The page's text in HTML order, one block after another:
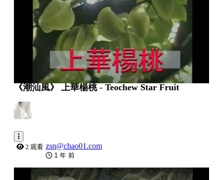
《潮汕風》 上華楊桃 - Teochew Star Fruit
2 观看 zsn@chao01.com
1 年 前